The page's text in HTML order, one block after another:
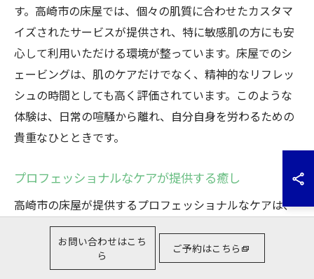
す。高崎市の床屋では、個々の肌質に合わせたカスタマ
イズされたサービスが提供され、特に敏感肌の方にも安
心して利用いただける環境が整っています。床屋でのシ
ェービングは、肌のケアだけでなく、精神的なリフレッ
シュの時間としても高く評価されています。このような
体験は、日常の喧騒から離れ、自分自身を労わるための
貴重なひとときです。
プロフェッショナルなケアが提供する癒し
高崎市の床屋が提供するプロフェッショナルなケアは、
訪れる人々に癒しをもたらします。特にシェービングの
プロセスは、一見シンプルに見えますが、細部にわたる
技術と豊富な経験に裏打ちされたものです。プロの技術
お問い合わせはこち
ら
ご予約はこちら